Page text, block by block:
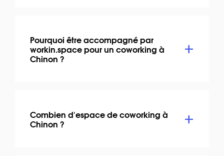
Pourquoi être accompagné par
workin.space pour un coworking à
Chinon ?
Combien d'espace de coworking à
Chinon ?